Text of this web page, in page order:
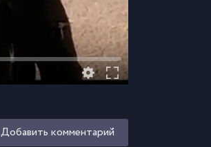
Добавить комментарий